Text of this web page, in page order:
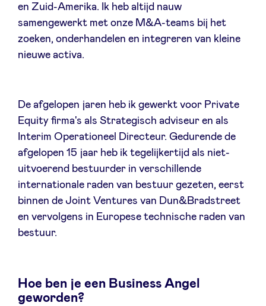
nl fr
en
en Zuid-Amerika. Ik heb altijd nauw
samengewerkt met onze M&A-teams bij het
zoeken, onderhandelen en integreren van kleine
nieuwe activa.
De afgelopen jaren heb ik gewerkt voor Private
Equity firma's als Strategisch adviseur en als
Interim Operationeel Directeur. Gedurende de
afgelopen 15 jaar heb ik tegelijkertijd als niet-
uitvoerend bestuurder in verschillende
internationale raden van bestuur gezeten, eerst
binnen de Joint Ventures van Dun&Bradstreet
en vervolgens in Europese technische raden van
bestuur.
Hoe ben je een Business Angel
geworden?